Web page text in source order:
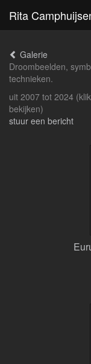
Galerie
Droombeelden,
technieken.
uit 2007 tot 2024
bekijken)
stuur een bericht